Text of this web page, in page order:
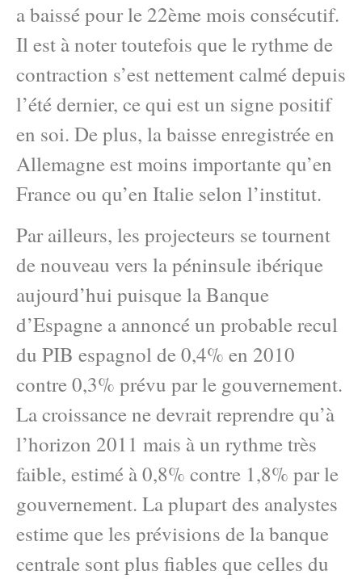
a baissé pour le 22ème mois consécutif.
Il est à noter toutefois que le rythme de
contraction s’est nettement calmé depuis
l’été dernier, ce qui est un signe positif
en soi. De plus, la baisse enregistrée en
Allemagne est moins importante qu’en
France ou qu’en Italie selon l’institut.
Par ailleurs, les projecteurs se tournent
de nouveau vers la péninsule ibérique
aujourd’hui puisque la Banque
d’Espagne a annoncé un probable recul
du PIB espagnol de 0,4% en 2010
contre 0,3% prévu par le gouvernement.
La croissance ne devrait reprendre qu’à
l’horizon 2011 mais à un rythme très
faible, estimé à 0,8% contre 1,8% par le
gouvernement. La plupart des analystes
estime que les prévisions de la banque
centrale sont plus fiables que celles du